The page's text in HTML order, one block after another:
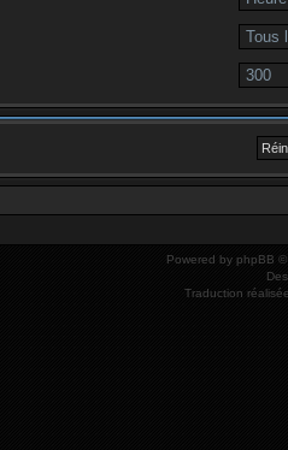
Powered by phpBB ©
Traduction